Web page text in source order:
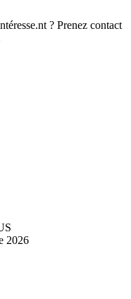
? Prenez contact
2026